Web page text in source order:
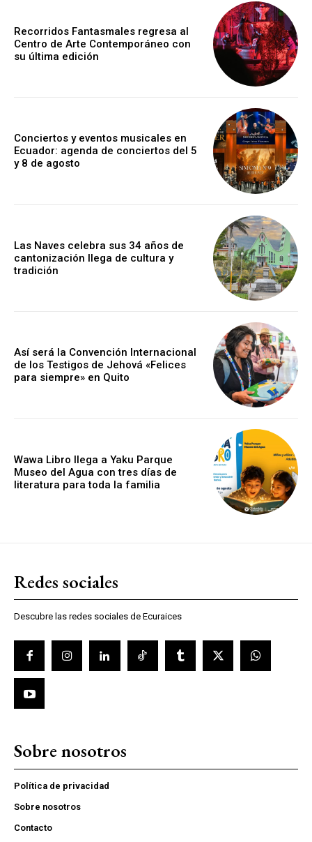
Recorridos Fantasmales regresa al
Centro de Arte Contemporáneo con
su última edición
Conciertos y eventos musicales en
Ecuador: agenda de conciertos del 5
y 8 de agosto
Las Naves celebra sus 34 años de
cantonización llega de cultura y
tradición
Así será la Convención Internacional
de los Testigos de Jehová «Felices
para siempre» en Quito
Wawa Libro llega a Yaku Parque
Museo del Agua con tres días de
literatura para toda la familia
Redes sociales
Descubre las redes sociales de Ecuraices
Sobre nosotros
Política de privacidad
Sobre nosotros
Contacto